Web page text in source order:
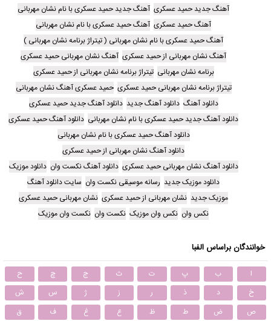
آهنگ جدید حمید عسکری آهنگ جدید حمید عسکری با نام نشان مهربانی
آهنگ حمید عسکری آهنگ حمید عسکری با نام نشان مهربانی
آهنگ حمید عسکری با نام نشان مهربانی ( تیتراژ برنامه نشان مهربانی )
آهنگ نشان مهربانی از حمید عسکری آهنگ نشان مهربانی حمید عسکری
برنامه نشان مهربانی تیتراژ برنامه نشان مهربانی از حمید عسکری
تیتراژ برنامه نشان مهربانی حمید عسکری حمید عسکری آهنگ نشان مهربانی
دانلود آهنگ دانلود آهنگ جدید دانلود آهنگ جدید حمید عسکری
دانلود آهنگ جدید حمید عسکری با نام نشان مهربانی دانلود آهنگ حمید عسکری
دانلود آهنگ حمید عسکری با نام نشان مهربانی
دانلود آهنگ نشان مهربانی از حمید عسکری
دانلود آهنگ نشان مهربانی حمید عسکری دانلود آهنگ نکست وان دانلود موزیک
دانلود موزیک جدید رسانه موسیقی نکست وان سایت دانلود آهنگ
موزیک جدید نشان مهربانی از حمید عسکری نشان مهربانی حمید عسکری
نکس وان نکس وان موزیک نکست وان نکست وان موزیک
خوانندگان براساس الفبا
ا ب پ ت ث ج چ
ح
خ
د ذ ر ز ژ س
ش
ص
ض ط ظ ع غ ف
ق